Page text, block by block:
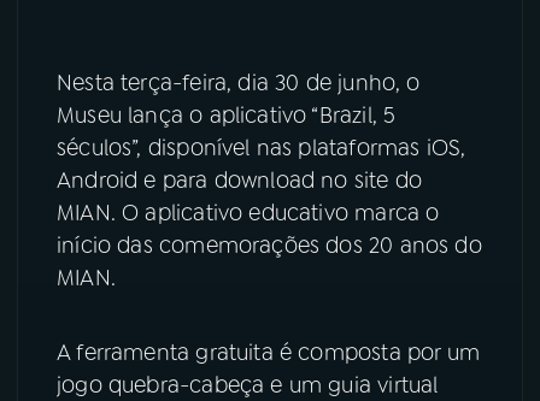
PRÊMIO RÁDIO MEC
ACOMPANHE A RÁDIO MEC
YouTube Facebook
TikTok
Nesta terça-feira, dia 30 de junho, o
Museu lança o aplicativo “Brazil, 5
séculos”, disponível nas plataformas iOS,
Android e para download no site do
MIAN. O aplicativo educativo marca o
início das comemorações dos 20 anos do
MIAN.
A ferramenta gratuita é composta por um
jogo quebra-cabeça e um guia virtual